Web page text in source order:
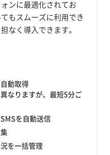
ンに最適化されてお
もスムーズに利用でき
なく導入できます。
動取得
なりますが、最短5分ご
を自動送信
を一括管理